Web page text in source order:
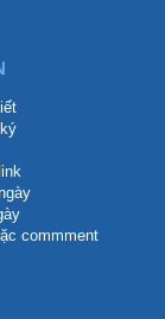
commment